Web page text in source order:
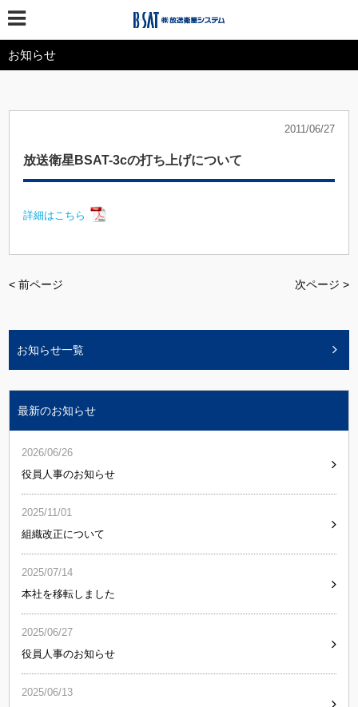
お知らせ
2011/06/27
放送衛星BSAT-3cの打ち上げについて
詳細はこちら
< 前ページ 次ページ >
お知らせ一覧
最新のお知らせ
2026/06/26
役員人事のお知らせ
2025/11/01
組織改正について
2025/07/14
本社を移転しました
2025/06/27
役員人事のお知らせ
2025/06/13